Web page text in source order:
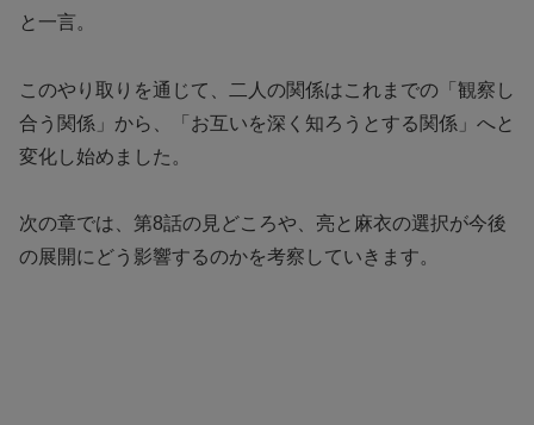
と一言。
このやり取りを通じて、二人の関係はこれまでの「観察し
合う関係」から、「お互いを深く知ろうとする関係」へと
変化し始めました。
次の章では、第8話の見どころや、亮と麻衣の選択が今後
の展開にどう影響するのかを考察していきます。